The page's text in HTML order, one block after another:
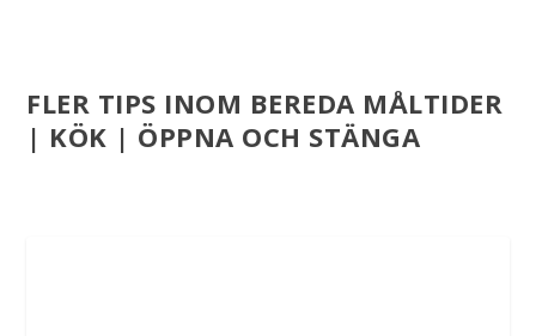
FLER TIPS INOM BEREDA MÅLTIDER
| KÖK | ÖPPNA OCH STÄNGA